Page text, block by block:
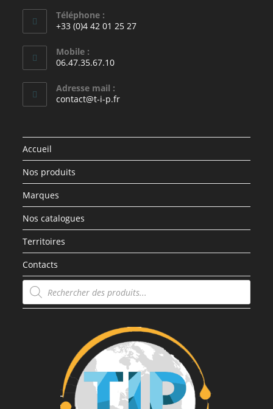
Téléphone :
+33 (0)4 42 01 25 27
Mobile :
06.47.35.67.10
Adresse mail :
contact@t-i-p.fr
Accueil
Nos produits
Marques
Nos catalogues
Territoires
Contacts
Recherche
de
produits